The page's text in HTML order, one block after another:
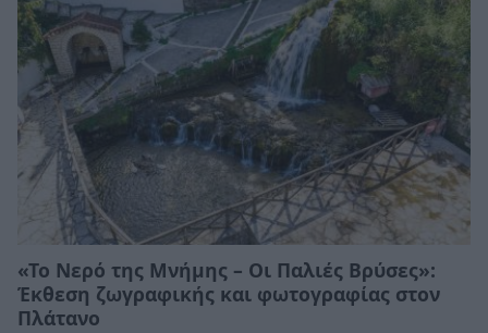
«Το Νερό της Μνήμης – Οι Παλιές Βρύσες»:
Έκθεση ζωγραφικής και φωτογραφίας στον
Πλάτανο